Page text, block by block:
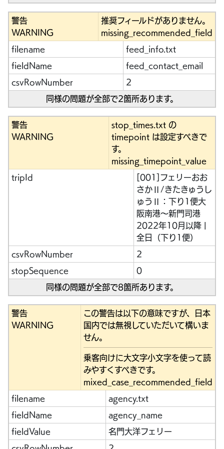
警告
WARNING
推奨フィールドがありません。
missing_recommended_field
filename feed_info.txt
fieldName feed_contact_email
csvRowNumber 2
同様の問題が全部で2箇所あります。
警告
WARNING
stop_times.txt の
timepoint は設定すべきで
す。
missing_timepoint_value
tripId
[001]フェリーおお
さかⅡ/きたきゅうし
ゅうⅡ：下り1便大
阪南港～新門司港
2022年10月以降 |
全日（下り1便）
csvRowNumber 2
stopSequence 0
同様の問題が全部で8箇所あります。
警告
WARNING
この警告は以下の意味ですが、日本
国内では無視していただいて構いま
せん。
乗客向けに大文字小文字を使って読
みやすくすべきです。
mixed_case_recommended_field
filename agency.txt
fieldName agency_name
fieldValue 名門大洋フェリー